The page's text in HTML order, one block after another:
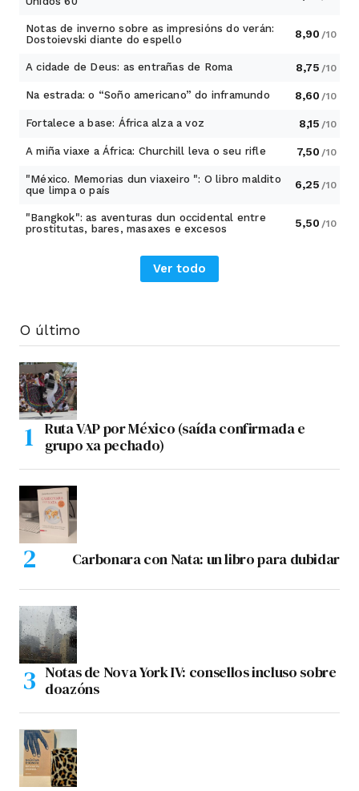
Notas de inverno sobre as impresións do verán:
Dostoievski diante do espello
8,90 /10
A cidade de Deus: as entrañas de Roma 8,75 /10
Na estrada: o “Soño americano” do inframundo 8,60 /10
Fortalece a base: África alza a voz 8,15 /10
A miña viaxe a África: Churchill leva o seu rifle 7,50 /10
"México. Memorias dun viaxeiro ": O libro maldito
que limpa o país
6,25 /10
"Bangkok": as aventuras dun occidental entre
prostitutas, bares, masaxes e excesos
5,50 /10
Ver todo
O último
Ruta VAP por México (saída confirmada e
grupo xa pechado)
Carbonara con Nata: un libro para dubidar
Notas de Nova York IV: consellos incluso sobre
doazóns